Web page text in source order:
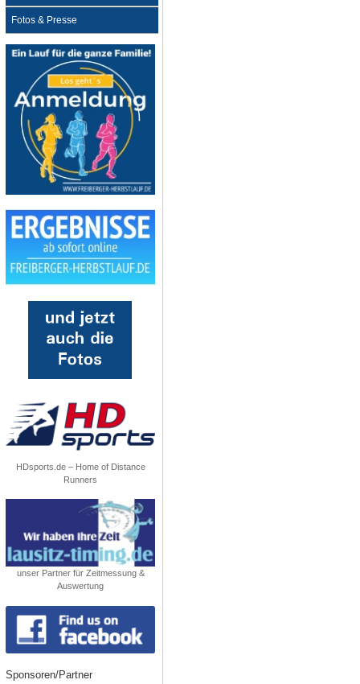
Fotos & Presse
HDsports.de – Home of Distance
Runners
unser Partner für Zeitmessung &
Auswertung
Sponsoren/Partner